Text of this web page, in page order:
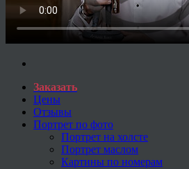
Заказать
Цены
Отзывы
Портрет по фото
Портрет на холсте
Портрет маслом
Картины по номерам